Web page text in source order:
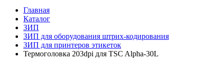
Главная
Каталог
ЗИП
ЗИП для оборудования штрих-кодирования
ЗИП для принтеров этикеток
Термоголовка 203dpi для TSC Alpha-30L